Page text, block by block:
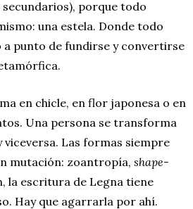
porque todo
una estela. Donde todo
a punto de fundirse y convertirse
en chicle, en flor japonesa o en
Una persona se transforma
viceversa. Las formas siempre
mutación: zoantropía, shape-
la escritura de Legna tiene
Hay que agarrarla por ahí.